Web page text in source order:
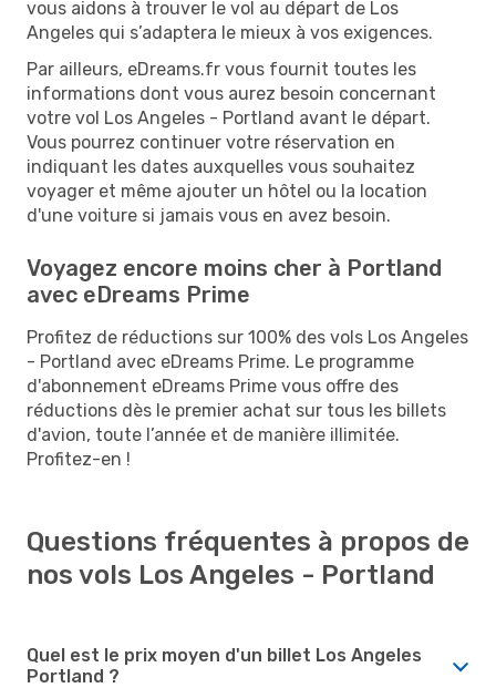
vous aidons à trouver le vol au départ de Los
Angeles qui s’adaptera le mieux à vos exigences.
Par ailleurs, eDreams.fr vous fournit toutes les
informations dont vous aurez besoin concernant
votre vol Los Angeles - Portland avant le départ.
Vous pourrez continuer votre réservation en
indiquant les dates auxquelles vous souhaitez
voyager et même ajouter un hôtel ou la location
d'une voiture si jamais vous en avez besoin.
Voyagez encore moins cher à Portland
avec eDreams Prime
Profitez de réductions sur 100% des vols Los Angeles
- Portland avec eDreams Prime. Le programme
d'abonnement eDreams Prime vous offre des
réductions dès le premier achat sur tous les billets
d'avion, toute l’année et de manière illimitée.
Profitez-en !
Questions fréquentes à propos de
nos vols Los Angeles - Portland
Quel est le prix moyen d'un billet Los Angeles
Portland ?